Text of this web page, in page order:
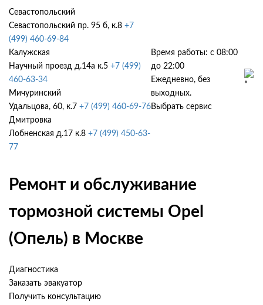
Севастопольский
Севастопольский пр. 95 б, к.8 +7
(499) 460-69-84
Калужская
Научный проезд д.14а к.5 +7 (499)
460-63-34
Мичуринский
Удальцова, 60, к.7 +7 (499) 460-69-76
Дмитровка
Лобненская д.17 к.8 +7 (499) 450-63-
77
Время работы: с 08:00
до 22:00
Ежедневно, без
выходных.
Выбрать сервис
Ремонт и обслуживание
тормозной системы Opel
(Опель) в Москве
Диагностика
Заказать эвакуатор
Получить консультацию